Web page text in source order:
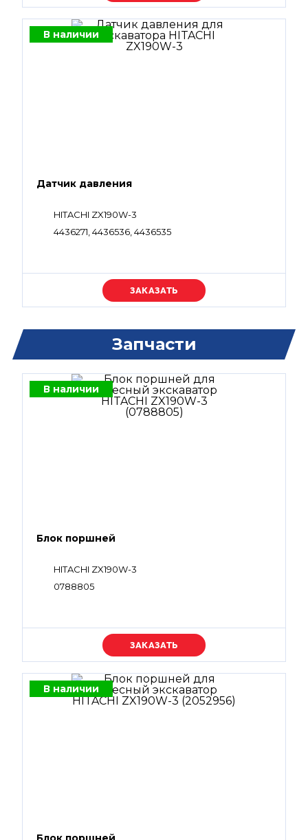
В наличии
Датчик давления
HITACHI ZX190W-3
4436271, 4436536, 4436535
Уточняйте цену
Запчасти
В наличии
Блок поршней
HITACHI ZX190W-3
0788805
Уточняйте цену
В наличии